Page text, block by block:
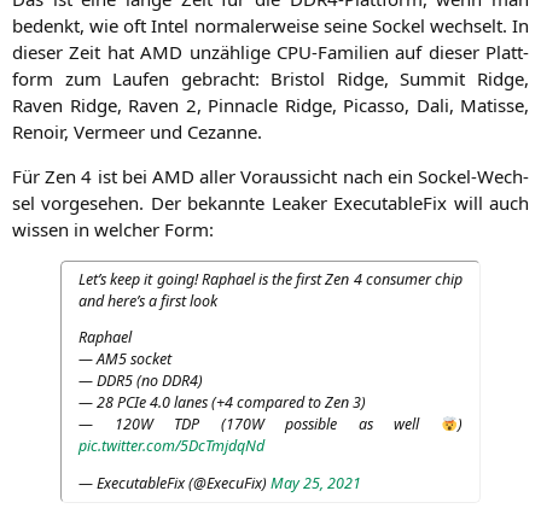
bedenkt, wie oft Intel nor­ma­ler­wei­se sei­ne Sockel wech­selt. In
die­ser Zeit hatAMD unzäh­li­ge CPU-Fami­li­en auf die­ser Platt­
form zum Lau­fen gebracht: Bris­tol Ridge, Sum­mit Ridge,
Raven Ridge, Raven 2, Pin­na­cle Ridge, Picas­so, Dali, Matis­se,
Renoir, Ver­meer und Cezanne.
Für Zen 4 ist bei AMD aller Vor­aus­sicht nach ein Sockel-Wech­
sel vor­ge­se­hen. Der bekann­te Lea­k­er Exe­cu­ta­b­le­Fix will auch
wis­sen in wel­cher Form:
Let’s keep it going! Rapha­el is the first Zen 4 con­su­mer chip
and here’s a first look
Rapha­el
—AM5socket
—DDR5(noDDR4)
— 28 PCIe 4.0 lanes (+4 com­pared to Zen 3)
—
120W TDP (170Wpos­si­ble as well
)
pic.twitter.com/5DcTmjdqNd
— Exe­cu­ta­b­le­Fix (@ExecuFix) May 25, 2021